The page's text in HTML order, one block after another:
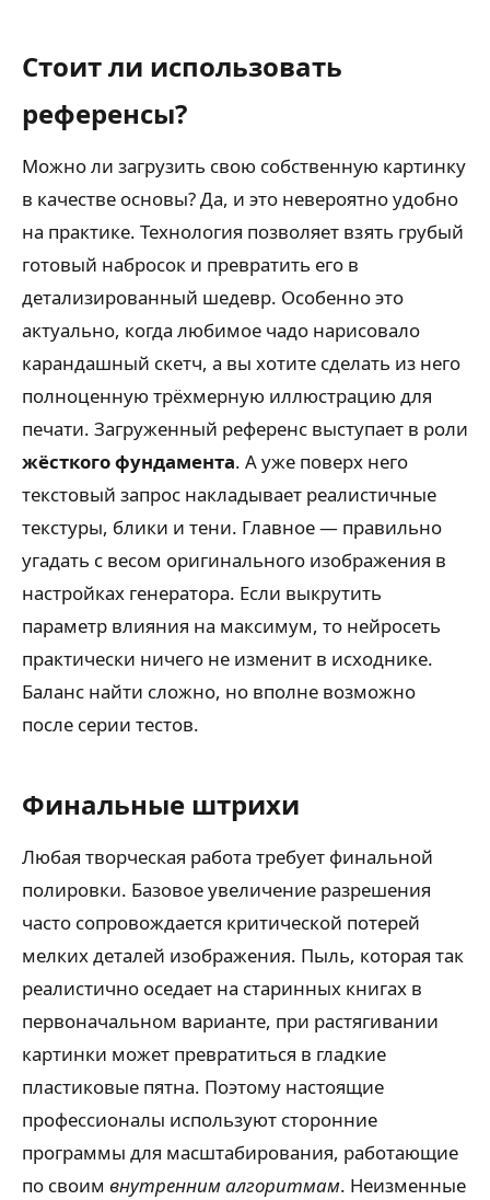
Стоит ли использовать
референсы?
Можно ли загрузить свою собственную картинку
в качестве основы? Да, и это невероятно удобно
на практике. Технология позволяет взять грубый
готовый набросок и превратить его в
детализированный шедевр. Особенно это
актуально, когда любимое чадо нарисовало
карандашный скетч, а вы хотите сделать из него
полноценную трёхмерную иллюстрацию для
печати. Загруженный референс выступает в роли
жёсткого фундамента. А уже поверх него
текстовый запрос накладывает реалистичные
текстуры, блики и тени. Главное — правильно
угадать с весом оригинального изображения в
настройках генератора. Если выкрутить
параметр влияния на максимум, то нейросеть
практически ничего не изменит в исходнике.
Баланс найти сложно, но вполне возможно
после серии тестов.
Финальные штрихи
Любая творческая работа требует финальной
полировки. Базовое увеличение разрешения
часто сопровождается критической потерей
мелких деталей изображения. Пыль, которая так
реалистично оседает на старинных книгах в
первоначальном варианте, при растягивании
картинки может превратиться в гладкие
пластиковые пятна. Поэтому настоящие
профессионалы используют сторонние
программы для масштабирования, работающие
по своим внутренним алгоритмам. Неизменные